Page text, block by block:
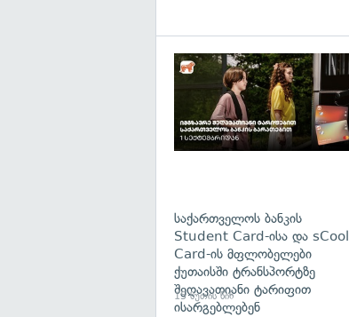
საქართველოს ბანკის
Student Card-ისა და sCool
Card-ის მფლობელები
ქუთაისში ტრანსპორტზე
შეღავათიანი ტარიფით
ისარგებლებენ
15 წუთის წინ